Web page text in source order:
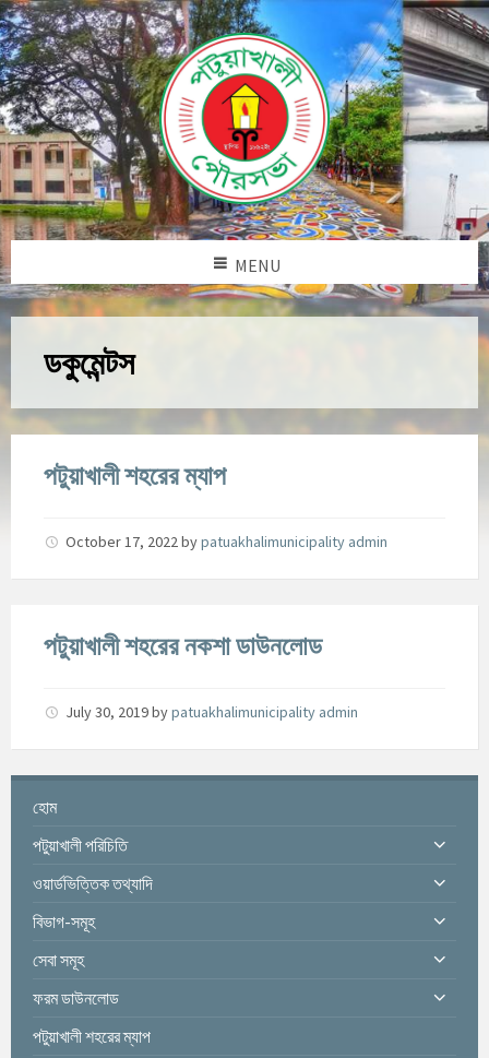
MENU
ডকুমেন্টস
পটুয়াখালী শহরের ম্যাপ
October 17, 2022bypatuakhalimunicipality admin
পটুয়াখালী শহরের নকশা ডাউনলোড
July 30, 2019bypatuakhalimunicipality admin
হোম
পটুয়াখালী পরিচিতি
ওয়ার্ডভিত্তিক তথ্যাদি
বিভাগ-সমূহ
সেবা সমূহ
ফরম ডাউনলোড
পটুয়াখালী শহরের ম্যাপ